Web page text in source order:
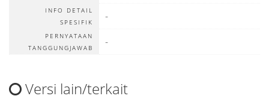
INFO DETAIL
SPESIFIK
-
PERNYATAAN
TANGGUNGJAWAB
-
Versi lain/terkait